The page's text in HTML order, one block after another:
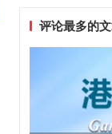
评论最多的